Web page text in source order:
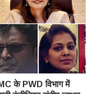
के PWD विभाग में